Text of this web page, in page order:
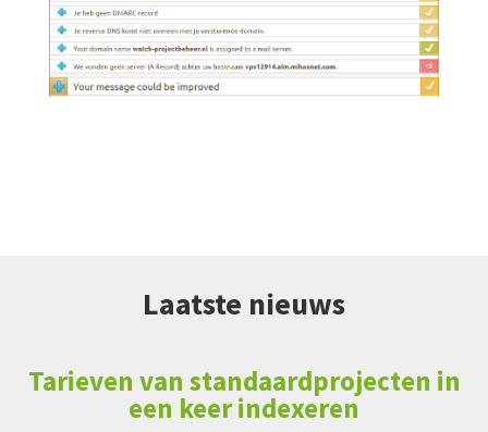
Laatste nieuws
Tarieven van standaardprojecten in
een keer indexeren